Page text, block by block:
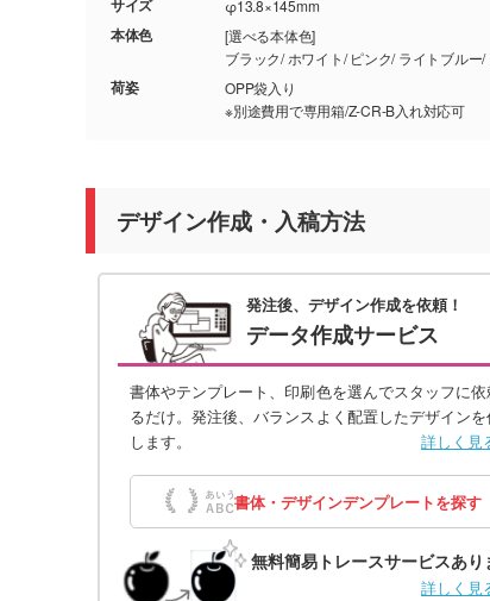
サイズ φ13.8×145mm
本体色
[選べる本体色]
荷姿
OPP袋入り
※別途費用で専用箱/Z-CR-B入れ対応可
デザイン作成・入稿方法
発注後、デザイン作成を依頼！
データ作成サービス
書体やテンプレート、印刷色を選んでスタッフに依
るだけ。発注後、バランスよく配置したデザイン
します。
詳しく見
書体・デザインデンプレートを探す
無料簡易トレースサービスあり
詳しく見